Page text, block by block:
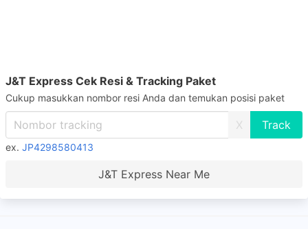
J&T Express Cek Resi & Tracking Paket
Cukup masukkan nombor resi Anda dan temukan posisi paket
X
ex. JP4298580413
J&T Express Near Me